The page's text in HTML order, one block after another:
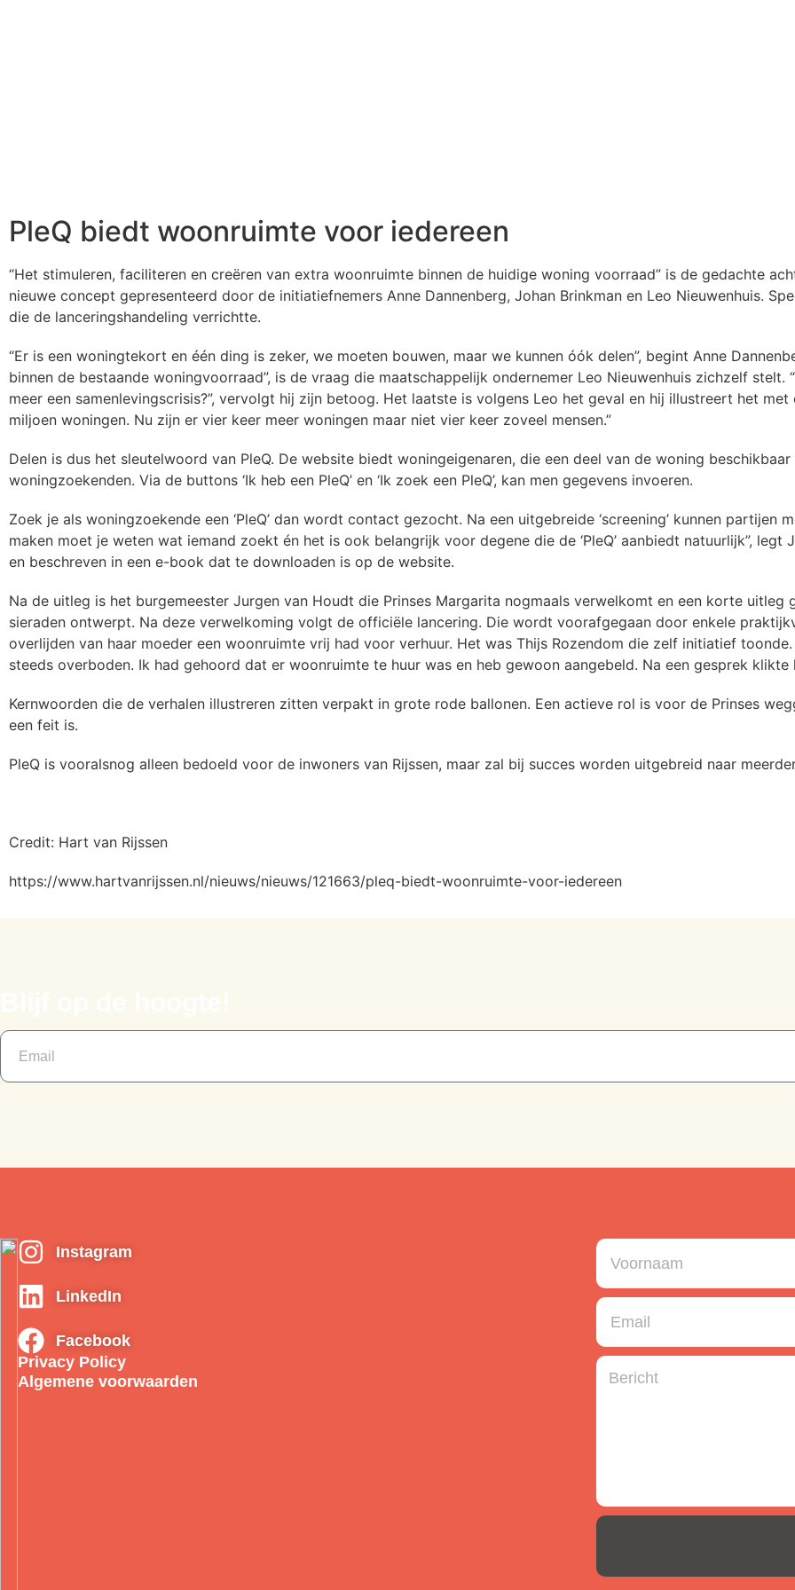
PleQ biedt woonruimte voor iedereen
“Het stimuleren, faciliteren en creëren van extra woonruimte binnen de huidige woning voorraad” is de gedachte
nieuwe concept gepresenteerd door de initiatiefnemers Anne Dannenberg, Johan Brinkman en Leo Nieuwenhuis.
die de lanceringshandeling verrichtte.
“Er is een woningtekort en één ding is zeker, we moeten bouwen, maar we kunnen óók delen”, begint Anne
binnen de bestaande woningvoorraad”, is de vraag die maatschappelijk ondernemer Leo Nieuwenhuis zichzelf
meer een samenlevingscrisis?”, vervolgt hij zijn betoog. Het laatste is volgens Leo het geval en hij illustreert het
miljoen woningen. Nu zijn er vier keer meer woningen maar niet vier keer zoveel mensen.”
Delen is dus het sleutelwoord van PleQ. De website biedt woningeigenaren, die een deel van de woning
woningzoekenden. Via de buttons ‘Ik heb een PleQ’ en ‘Ik zoek een PleQ’, kan men gegevens invoeren.
Zoek je als woningzoekende een ‘PleQ’ dan wordt contact gezocht. Na een uitgebreide ‘screening’ kunnen partijen
maken moet je weten wat iemand zoekt én het is ook belangrijk voor degene die de ‘PleQ’ aanbiedt natuurlijk”,
en beschreven in een e-book dat te downloaden is op de website.
Na de uitleg is het burgemeester Jurgen van Houdt die Prinses Margarita nogmaals verwelkomt en een korte
sieraden ontwerpt. Na deze verwelkoming volgt de officiële lancering. Die wordt voorafgegaan door enkele
overlijden van haar moeder een woonruimte vrij had voor verhuur. Het was Thijs Rozendom die zelf initiatief
steeds overboden. Ik had gehoord dat er woonruimte te huur was en heb gewoon aangebeld. Na een gesprek
Kernwoorden die de verhalen illustreren zitten verpakt in grote rode ballonen. Een actieve rol is voor de Prinses
een feit is.
PleQ is vooralsnog alleen bedoeld voor de inwoners van Rijssen, maar zal bij succes worden uitgebreid naar
Credit: Hart van Rijssen
https://www.hartvanrijssen.nl/nieuws/nieuws/121663/pleq-biedt-woonruimte-voor-iedereen
Instagram
LinkedIn
Facebook
Privacy Policy
Algemene voorwaarden